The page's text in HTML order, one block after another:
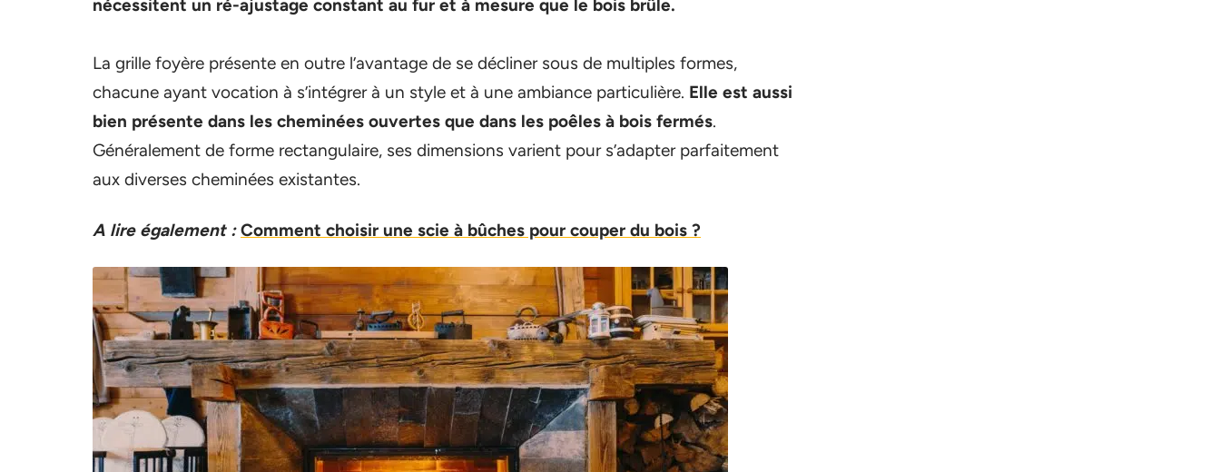
nécessitent un ré-ajustage constant au fur et à mesure que le bois brûle.
La grille foyère présente en outre l’avantage de se décliner sous de multiples formes,
chacune ayant vocation à s’intégrer à un style et à une ambiance particulière. Elle est aussi
bien présente dans les cheminées ouvertes que dans les poêles à bois fermés.
Généralement de forme rectangulaire, ses dimensions varient pour s’adapter parfaitement
aux diverses cheminées existantes.
A lire également : Comment choisir une scie à bûches pour couper du bois ?